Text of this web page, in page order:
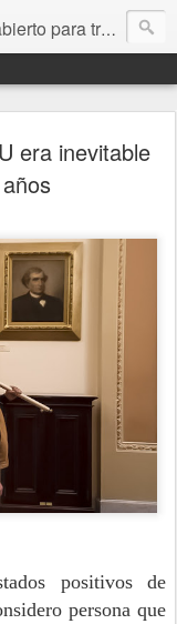
derechos, calidad de vida. Estamos gobernados, pero queremos una calidad mayor en la política.
era inevitable
positivos de
persona que